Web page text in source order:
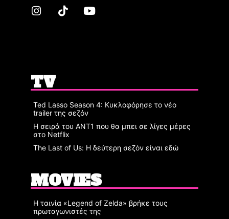
TV
Ted Lasso Season 4: Κυκλοφόρησε το νέο
trailer της σεζόν
Η σειρά του ΑΝΤ1 που θα μπει σε λίγες μέρες
στο Netflix
The Last of Us: Η δεύτερη σεζόν είναι εδώ
MOVIES
Η ταινία «Legend of Zelda» βρήκε τους
πρωταγωνιστές της